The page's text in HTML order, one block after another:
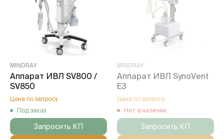
MINDRAY
Аппарат ИВЛ SV800 /
SV850
Цена по запросу
Под заказ
Запросить КП
MINDRAY
Аппарат ИВЛ SynoVent
E3
Цена по запросу
Нет в наличии
Запросить КП